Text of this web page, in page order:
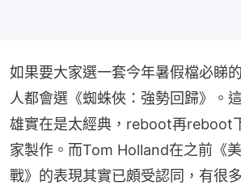
如果要大家選一套今年暑假檔必睇
人都會選《蜘蛛俠：強勢回歸》。
雄實在是太經典，reboot再reboot
家製作。而Tom Holland在之前《
戰》的表現其實已頗受認同，有很